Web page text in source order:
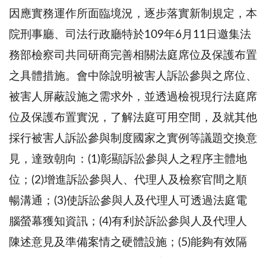
因應實務運作所面臨境況，逐步落實新制規定，本
院刑事廳、司法行政廳特於109年6月11日邀集法
務部檢察司共同研商完善相關法庭席位及保護布置
之具體措施。會中除說明被害人訴訟參與之席位、
被害人屏蔽設施之需求外，並透過檢視現行法庭席
位及保護布置實況，了解法庭可用空間，及就其他
採行被害人訴訟參與制度國家之實例等議題交換意
見，達致朝向：(1)彰顯訴訟參與人之程序主體地
位；(2)增進訴訟參與人、代理人及檢察官間之順
暢溝通；(3)使訴訟參與人及代理人可透過法庭電
腦螢幕獲知資訊；(4)有利於訴訟參與人及代理人
陳述意見及準備案情之硬體設施；(5)能夠有效隔